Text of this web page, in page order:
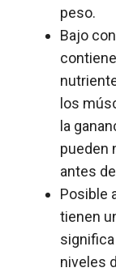
peso.
Bajo
los
la
pueden
antes
Posible
tienen
niveles